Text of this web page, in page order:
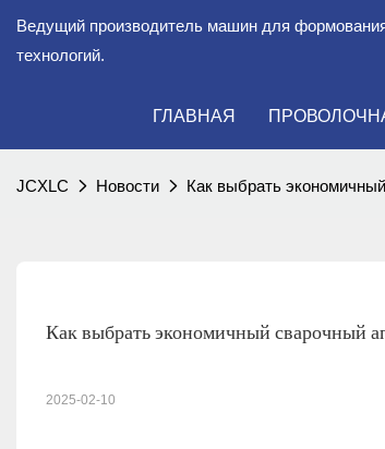
Ведущий производитель машин для
технологий.
ГЛАВНАЯ
JCXLC Новости Как выбрать
Как выбрать экономичный сварочный
2025-02-10